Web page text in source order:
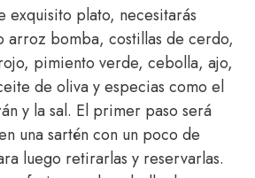
exquisito plato, necesitarás
arroz bomba, costillas de cerdo,
pimiento verde, cebolla, ajo,
de oliva y especias como el
y la sal. El primer paso será
una sartén con un poco de
luego retirarlas y reservarlas.